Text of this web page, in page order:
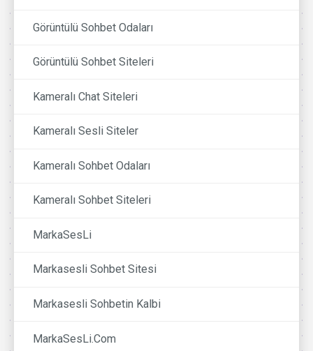
Görüntülü Sohbet Odaları
Görüntülü Sohbet Siteleri
Kameralı Chat Siteleri
Kameralı Sesli Siteler
Kameralı Sohbet Odaları
Kameralı Sohbet Siteleri
MarkaSesLi
Markasesli Sohbet Sitesi
Markasesli Sohbetin Kalbi
MarkaSesLi.Com